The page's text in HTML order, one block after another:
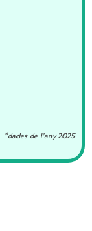
*dades de l’any 2025